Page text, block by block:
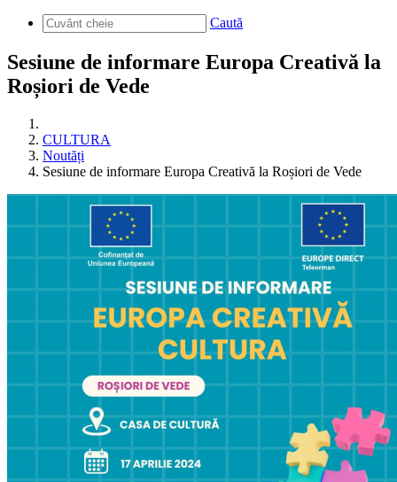
Caută
Sesiune de informare Europa Creativă la
Roșiori de Vede
CULTURA
Noutăți
Sesiune de informare Europa Creativă la Roșiori de Vede